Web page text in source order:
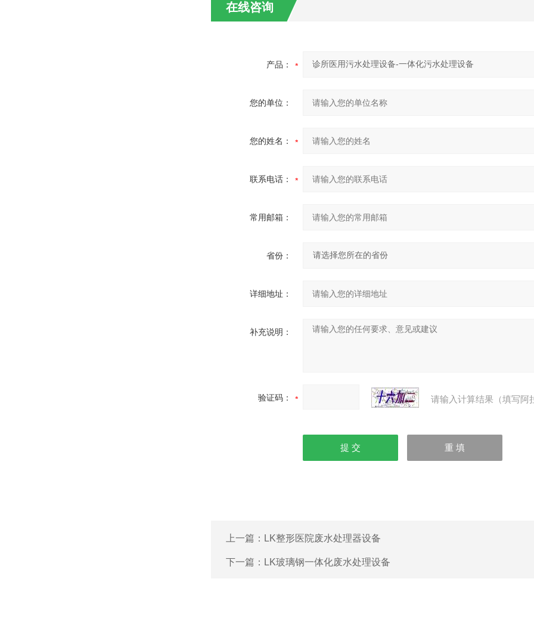
在线咨询
产品：
您的单位：
您的姓名：
联系电话：
常用邮箱：
省份：
详细地址：
补充说明：
验证码： 请输入计算结果（填写阿
上一篇： LK整形医院废水处理器设备
下一篇： LK玻璃钢一体化废水处理设备